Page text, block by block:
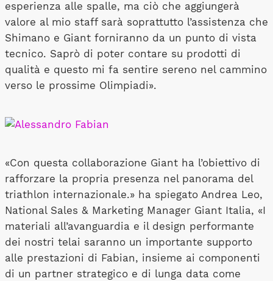
esperienza alle spalle, ma ciò che aggiungerà
valore al mio staff sarà soprattutto l’assistenza che
Shimano e Giant forniranno da un punto di vista
tecnico. Saprò di poter contare su prodotti di
qualità e questo mi fa sentire sereno nel cammino
verso le prossime Olimpiadi».
«Con questa collaborazione Giant ha l’obiettivo di
rafforzare la propria presenza nel panorama del
triathlon internazionale.» ha spiegato Andrea Leo,
National Sales & Marketing Manager Giant Italia, «I
materiali all’avanguardia e il design performante
dei nostri telai saranno un importante supporto
alle prestazioni di Fabian, insieme ai componenti
di un partner strategico e di lunga data come